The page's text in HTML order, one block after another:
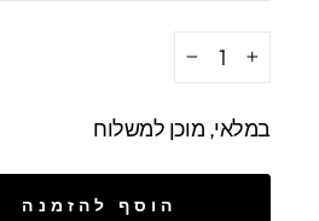
+
במלאי, מוכן למשלוח
הוסף להזמנה